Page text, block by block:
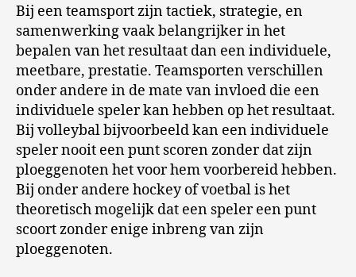
Bij een teamsport zijn tactiek, strategie, en
samenwerking vaak belangrijker in het
bepalen van het resultaat dan een individuele,
meetbare, prestatie. Teamsporten verschillen
onder andere in de mate van invloed die een
individuele speler kan hebben op het resultaat.
Bij volleybal bijvoorbeeld kan een individuele
speler nooit een punt scoren zonder dat zijn
ploeggenoten het voor hem voorbereid hebben.
Bij onder andere hockey of voetbal is het
theoretisch mogelijk dat een speler een punt
scoort zonder enige inbreng van zijn
ploeggenoten.